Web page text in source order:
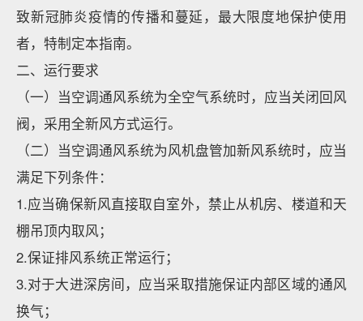
致新冠肺炎疫情的传播和蔓延，最大限度地保护使用
者，特制定本指南。
二、运行要求
（一）当空调通风系统为全空气系统时，应当关闭回风
阀，采用全新风方式运行。
（二）当空调通风系统为风机盘管加新风系统时，应当
满足下列条件：
1.应当确保新风直接取自室外，禁止从机房、楼道和天
棚吊顶内取风；
2.保证排风系统正常运行；
3.对于大进深房间，应当采取措施保证内部区域的通风
换气；